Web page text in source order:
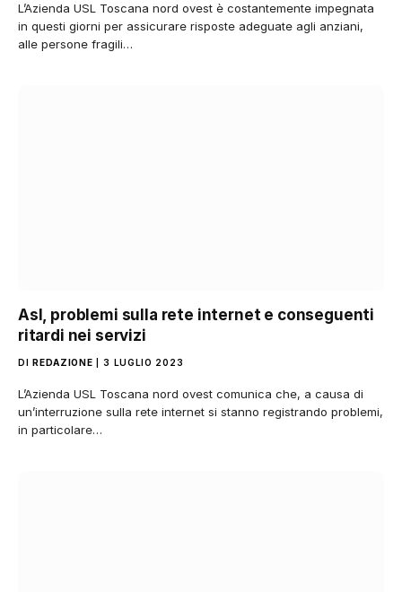
L’Azienda USL Toscana nord ovest è costantemente impegnata
in questi giorni per assicurare risposte adeguate agli anziani,
alle persone fragili…
Asl, problemi sulla rete internet e conseguenti
ritardi nei servizi
DI REDAZIONE 3 LUGLIO 2023
L’Azienda USL Toscana nord ovest comunica che, a causa di
un’interruzione sulla rete internet si stanno registrando problemi,
in particolare…